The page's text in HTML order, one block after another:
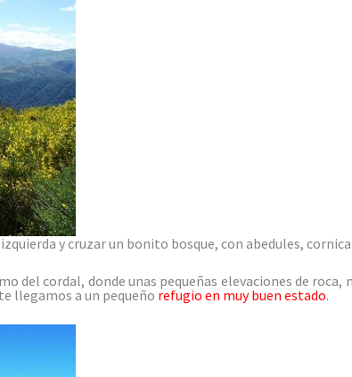
y cruzar un bonito bosque, con abedules,
del cordal, donde unas pequeñas elevaciones de roca,
llegamos a un pequeño refugio en muy buen estado.